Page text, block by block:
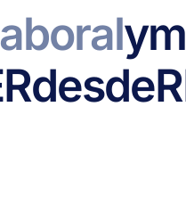
y
desde